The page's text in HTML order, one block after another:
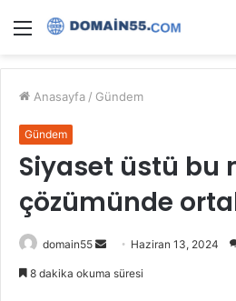
Menü
Anasayfa / Gündem
Gündem
Siyaset üstü bu
çözümünde
domain55
Bir
Haziran 13, 2024
8 dakika okuma süresi